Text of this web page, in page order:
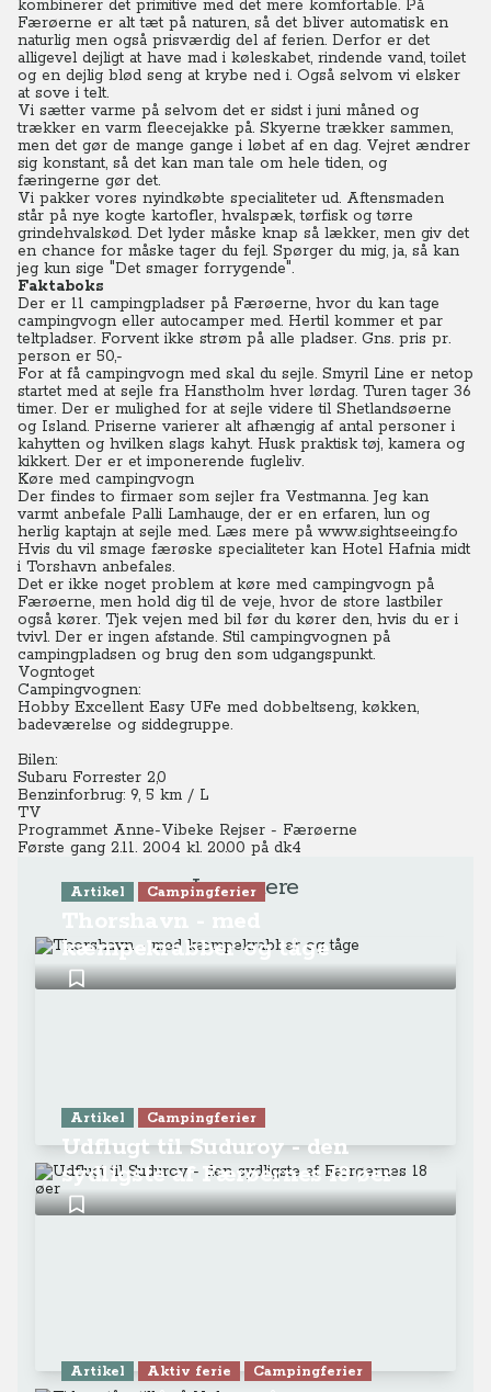
kombinerer det primitive med det mere komfortable. På
Færøerne er alt tæt på naturen, så det bliver automatisk en
naturlig men også prisværdig del af ferien. Derfor er det
alligevel dejligt at have mad i køleskabet, rindende vand, toilet
og en dejlig blød seng at krybe ned i. Også selvom vi elsker
at sove i telt.
Vi sætter varme på selvom det er sidst i juni måned og
trækker en varm fleecejakke på. Skyerne trækker sammen,
men det gør de mange gange i løbet af en dag. Vejret ændrer
sig konstant, så det kan man tale om hele tiden, og
færingerne gør det.
Vi pakker vores nyindkøbte specialiteter ud. Aftensmaden
står på nye kogte kartofler, hvalspæk, tørfisk og tørre
grindehvalskød. Det lyder måske knap så lækker, men giv det
en chance for måske tager du fejl. Spørger du mig, ja, så kan
jeg kun sige "Det smager forrygende".
Faktaboks
Der er 11 campingpladser på Færøerne, hvor du kan tage
campingvogn eller autocamper med. Hertil kommer et par
teltpladser. Forvent ikke strøm på alle pladser. Gns. pris pr.
person er 50,-
For at få campingvogn med skal du sejle. Smyril Line er netop
startet med at sejle fra Hanstholm hver lørdag. Turen tager 36
timer. Der er mulighed for at sejle videre til Shetlandsøerne
og Island. Priserne varierer alt afhængig af antal personer i
kahytten og hvilken slags kahyt. Husk praktisk tøj, kamera og
kikkert. Der er et imponerende fugleliv.
Køre med campingvogn
Der findes to firmaer som sejler fra Vestmanna. Jeg kan
varmt anbefale Palli Lamhauge, der er en erfaren, lun og
herlig kaptajn at sejle med. Læs mere på www.sightseeing.fo
Hvis du vil smage færøske specialiteter kan Hotel Hafnia midt
i Torshavn anbefales.
Det er ikke noget problem at køre med campingvogn på
Færøerne, men hold dig til de veje, hvor de store lastbiler
også kører. Tjek vejen med bil før du kører den, hvis du er i
tvivl. Der er ingen afstande. Stil campingvognen på
campingpladsen og brug den som udgangspunkt.
Vogntoget
Campingvognen:
Hobby Excellent Easy UFe med dobbeltseng, køkken,
badeværelse og siddegruppe.
Bilen:
Subaru Forrester 2,0
Benzinforbrug: 9, 5 km / L
TV
Programmet Anne-Vibeke Rejser - Færøerne
Første gang 2.11. 2004 kl. 20.00 på dk4
Læs mere
Artikel Campingferier
kæmpekrabber og tåge
Artikel Campingferier
Udflugt til Suduroy - den
sydligste af Færøernes 18 øer
Artikel Aktiv ferie Campingferier